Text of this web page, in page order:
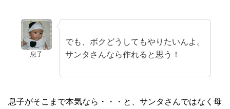
息子
でも、ボクどうしてもやりたいんよ。
サンタさんなら作れると思う！
息子がそこまで本気なら・・・と、サンタさんではなく母